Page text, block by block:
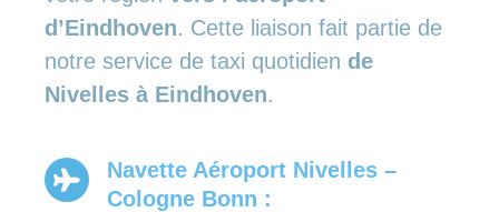
d’Eindhoven. Cette liaison fait partie de
notre service de taxi quotidien de
Nivelles à Eindhoven.
Navette Aéroport Nivelles –
Cologne Bonn :